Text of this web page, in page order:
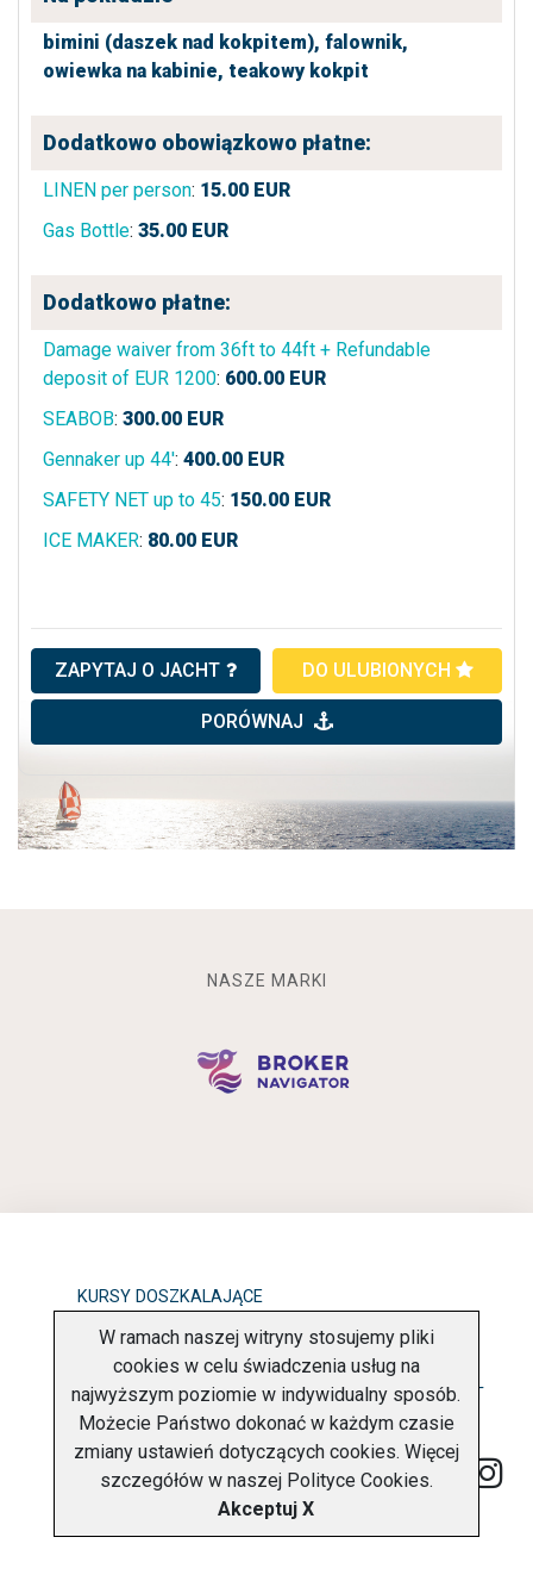
bimini (daszek nad kokpitem), falownik,
owiewka na kabinie, teakowy kokpit
Dodatkowo obowiązkowo płatne:
LINEN per person: 15.00 EUR
Gas Bottle: 35.00 EUR
Dodatkowo płatne:
Damage waiver from 36ft to 44ft + Refundable
deposit of EUR 1200: 600.00 EUR
SEABOB: 300.00 EUR
Gennaker up 44': 400.00 EUR
SAFETY NET up to 45: 150.00 EUR
ICE MAKER: 80.00 EUR
ZAPYTAJ O JACHT DO ULUBIONYCH
PORÓWNAJ
NASZE MARKI
KURSY DOSZKALAJĄCE
OBOWIĄZEK INFORMACYJNY
POLITYKA PRYWATNOŚCI O FIRMIE KONTAKT
Copyright © 2026 Charter Navigator
W ramach naszej witryny stosujemy pliki
cookies w celu świadczenia usług na
najwyższym poziomie w indywidualny sposób.
Możecie Państwo dokonać w każdym czasie
zmiany ustawień dotyczących cookies. Więcej
szczegółów w naszej Polityce Cookies.
Akceptuj X